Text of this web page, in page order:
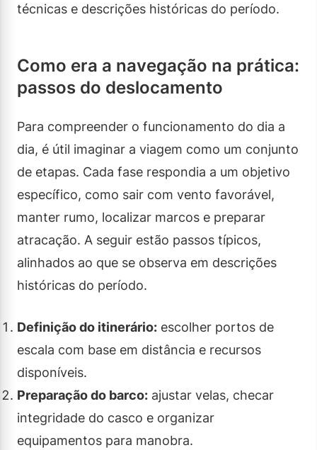
técnicas e descrições históricas do período.
Como era a navegação na prática:
passos do deslocamento
Para compreender o funcionamento do dia a
dia, é útil imaginar a viagem como um conjunto
de etapas. Cada fase respondia a um objetivo
específico, como sair com vento favorável,
manter rumo, localizar marcos e preparar
atracação. A seguir estão passos típicos,
alinhados ao que se observa em descrições
históricas do período.
Definição do itinerário: escolher portos de
escala com base em distância e recursos
disponíveis.
Preparação do barco: ajustar velas, checar
integridade do casco e organizar
equipamentos para manobra.